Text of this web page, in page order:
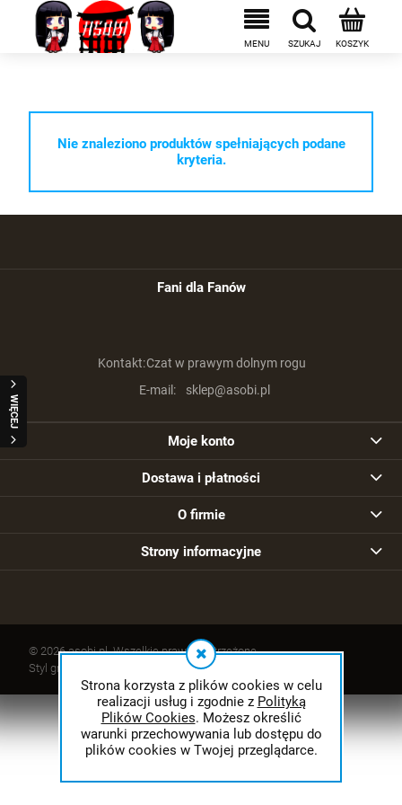
Strona korzysta z plików cookies w celu
realizacji usług i zgodnie z Polityką
Plików Cookies. Możesz określić
warunki przechowywania lub dostępu do
plików cookies w Twojej przeglądarce.
WIĘCEJ
Nie znaleziono produktów spełniających podane
kryteria.
Fani dla Fanów
Kontakt:Czat w prawym dolnym rogu
E-mail:
sklep@asobi.pl
Moje konto
Dostawa i płatności
O firmie
Strony informacyjne
© 2026 asobi.pl. Wszelkie prawa zastrzeżone.
Styl graficzny ShopGadget.pl
Sklep internetowy Shoper.pl